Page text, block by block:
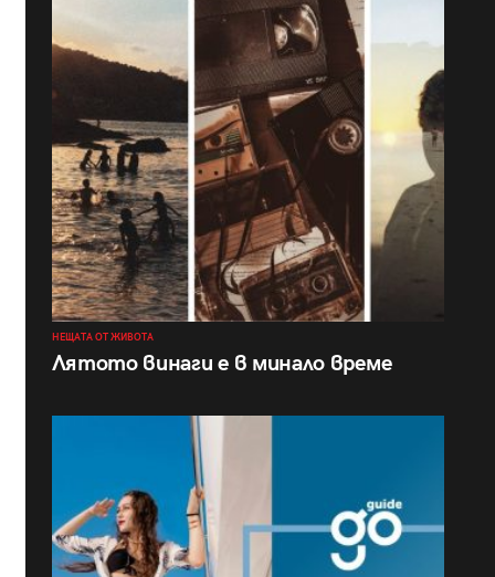
НЕЩАТА ОТ ЖИВОТА
Лятото винаги е в минало време